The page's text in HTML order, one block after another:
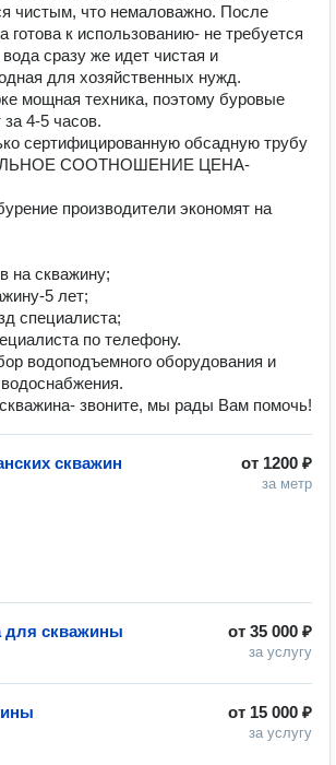
чистым, что немаловажно. После
готова к использованию- не требуется
вода сразу же идет чистая и
для хозяйственных нужд.
мощная техника, поэтому буровые
4-5 часов.
сертифицированную обсадную трубу
СООТНОШЕНИЕ ЦЕНА-
производители экономят на
на скважину;
5 лет;
специалиста;
по телефону.
водоподъемного оборудования и
звоните, мы рады Вам помочь!
от 1200 ₽
за метр
скважин
от 35 000 ₽
за услугу
для скважины
от 15 000 ₽
за услугу